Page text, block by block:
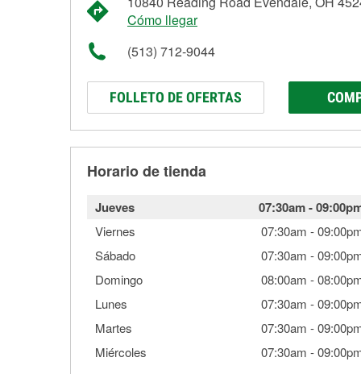
Cómo llegar
(513) 712-9044
FOLLETO DE OFERTAS
Horario de tienda
Jueves 07:30am-
Viernes 07:30am -
Sábado
07:30am -
Domingo
08:00am -
Lunes
07:30am -
Martes
07:30am -
Miércoles
07:30am -